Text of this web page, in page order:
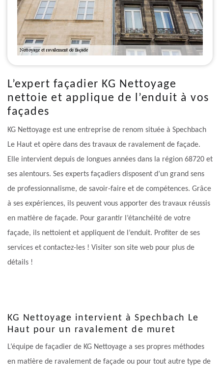
L’expert façadier KG Nettoyage
nettoie et applique de l’enduit à vos
façades
KG Nettoyage est une entreprise de renom située à Spechbach
Le Haut et opère dans des travaux de ravalement de façade.
Elle intervient depuis de longues années dans la région 68720 et
ses alentours. Ses experts façadiers disposent d’un grand sens
de professionnalisme, de savoir-faire et de compétences. Grâce
à ses expériences, ils peuvent vous apporter des travaux réussis
en matière de façade. Pour garantir l’étanchéité de votre
façade, ils nettoient et appliquent de l’enduit. Profiter de ses
services et contactez-les ! Visiter son site web pour plus de
détails !
KG Nettoyage intervient à Spechbach Le
Haut pour un ravalement de muret
L’équipe de façadier de KG Nettoyage a ses propres méthodes
en matière de ravalement de façade ou pour tout autre type de